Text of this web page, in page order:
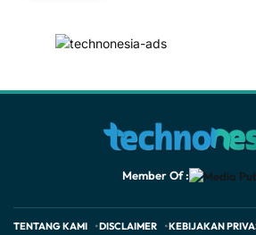
Member Of :
TENTANG KAMI DISCLAIMER KEBIJAKAN